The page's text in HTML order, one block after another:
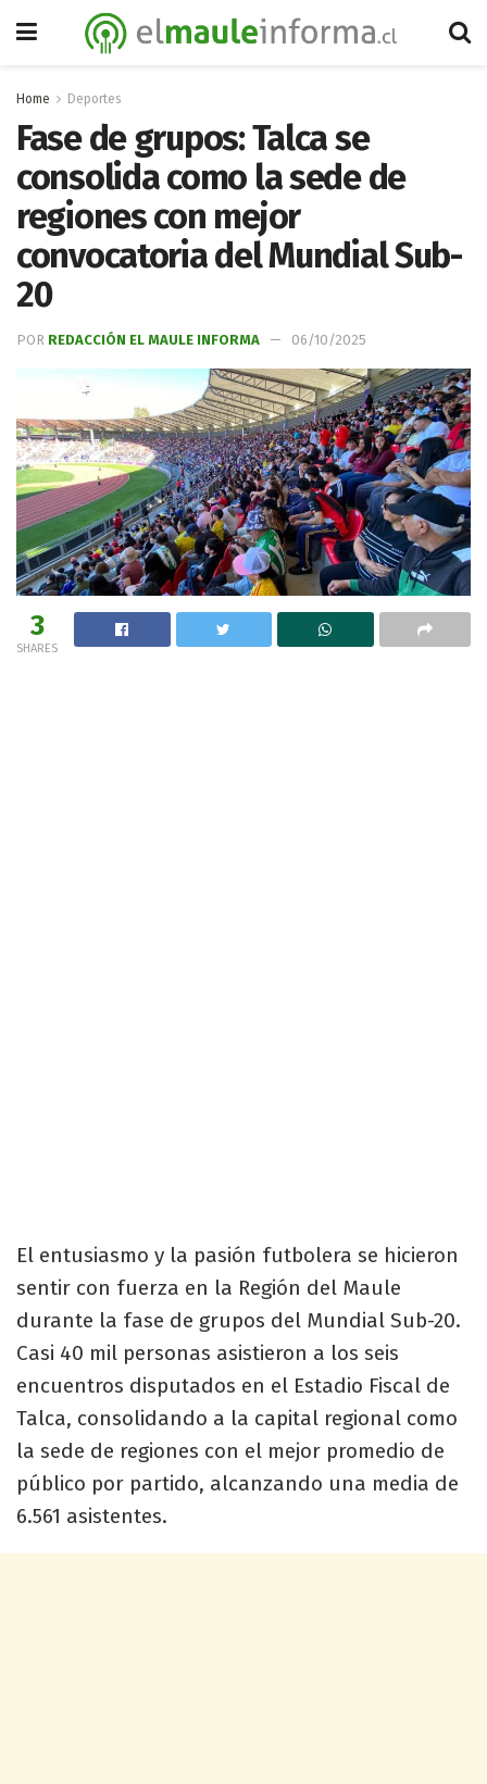
Home Deportes
Fase de grupos: Talca se
consolida como la sede de
regiones con mejor
convocatoria del Mundial Sub-
20
POR REDACCIÓN EL MAULE INFORMA 06/10/2025
3
SHARES
El entusiasmo y la pasión futbolera se hicieron
sentir con fuerza en la Región del Maule
durante la fase de grupos del Mundial Sub-20.
Casi 40 mil personas asistieron a los seis
encuentros disputados en el Estadio Fiscal de
Talca, consolidando a la capital regional como
la sede de regiones con el mejor promedio de
público por partido, alcanzando una media de
6.561 asistentes.